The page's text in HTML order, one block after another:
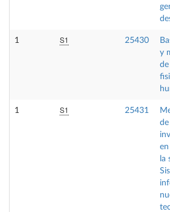
1 S1 25430
y
de
1 S1 25431
de
la